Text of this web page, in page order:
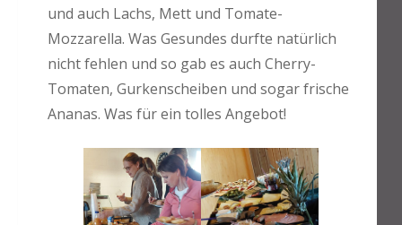
und auch Lachs, Mett und Tomate-
Mozzarella. Was Gesundes durfte natürlich
nicht fehlen und so gab es auch Cherry-
Tomaten, Gurkenscheiben und sogar frische
Ananas. Was für ein tolles Angebot!